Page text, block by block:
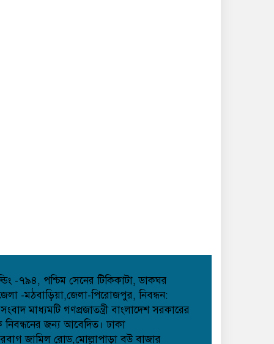
-৭৯৪, পশ্চিম সেনের টিকিকাটা, ডাকঘর
-মঠবাড়িয়া,জেলা-পিরোজপুর, নিবন্ধন:
মাধ্যমটি গণপ্রজাতন্ত্রী বাংলাদেশ সরকারের
নিবন্ধনের জন্য আবেদিত। ঢাকা
জামিল রোড,মোল্লাপাড়া বউ বাজার